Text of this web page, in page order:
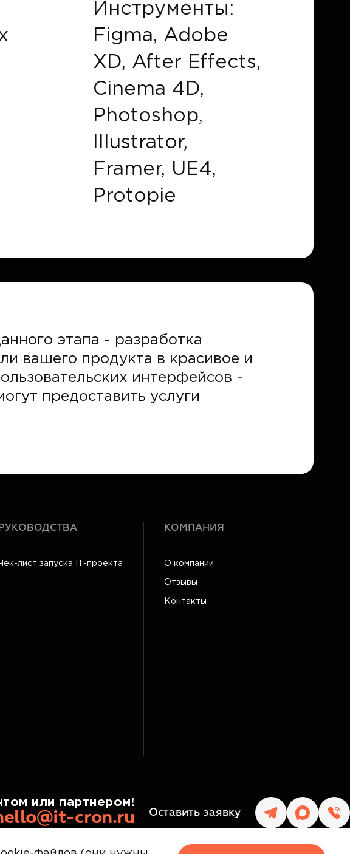
Инструменты:
Figma, Adobe
XD, After Effects,
Cinema 4D,
Photoshop,
Illustrator,
Framer, UE4,
Protopie
этапа - разработка
вашего продукта в красивое и
интерфейсов -
предоставить услуги
РУКОВОДСТВА
лист запуска IT-проекта
КОМПАНИЯ
О компании
Отзывы
Контакты
или партнером!
cron.ru Оставить заявку